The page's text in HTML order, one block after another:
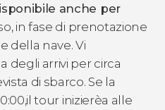
anche per
in fase di prenotazione
della nave. Vi
degli arrivi per circa
di sbarco. Se la
tour inizierèa alle